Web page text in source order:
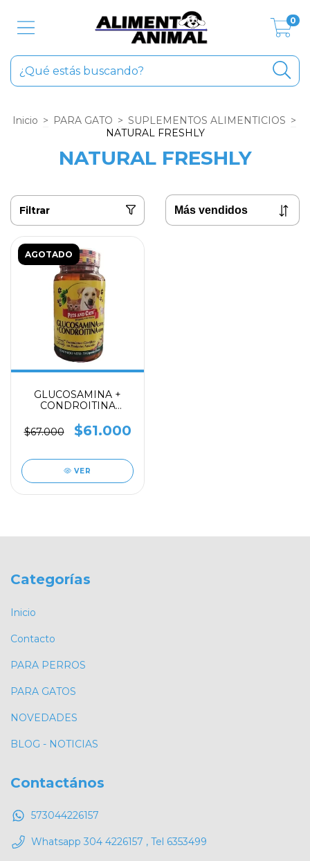
0
Inicio > PARA GATO > SUPLEMENTOS ALIMENTICIOS >
NATURAL FRESHLY
NATURAL FRESHLY
Filtrar
AGOTADO
GLUCOSAMINA +
CONDROITINA
$67.000
$61.000
VER
Categorías
Inicio
Contacto
PARA PERROS
PARA GATOS
NOVEDADES
BLOG - NOTICIAS
Contactános
573044226157
Whatsapp 304 4226157 , Tel 6353499